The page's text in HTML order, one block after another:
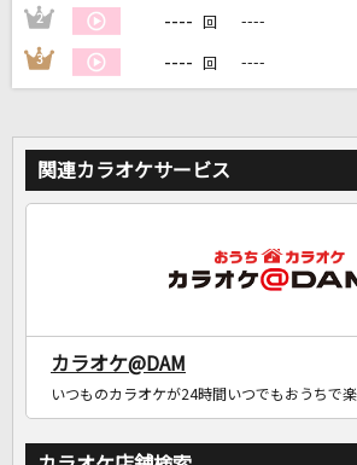
自宅でカラオケ歌い放題！
家族や友達と一緒に！練習に
2 ---- 回 ----
3 ---- 回 ----
関連カラオケサービス
カラオケ@DAM
いつものカラオケが24時間いつでもおうちで楽